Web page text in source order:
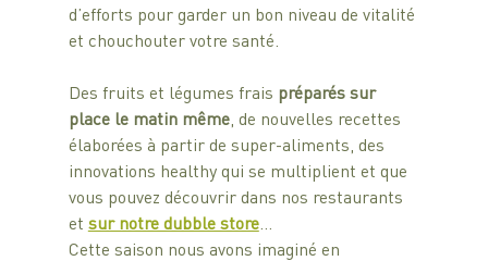
d’efforts pour garder un bon niveau de vitalité
et chouchouter votre santé.
Des fruits et légumes frais préparés sur
place le matin même, de nouvelles recettes
élaborées à partir de super-aliments, des
innovations healthy qui se multiplient et que
vous pouvez découvrir dans nos restaurants
et sur notre dubble store…
Cette saison nous avons imaginé en